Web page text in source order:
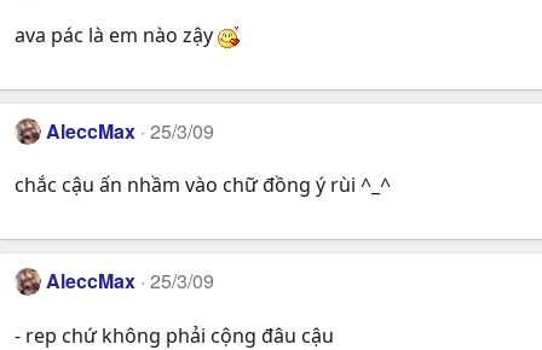
ava pác là em nào zậy
AleccMax 25/3/09
chắc cậu ấn nhầm vào chữ đồng ý rùi ^_^
AleccMax 25/3/09
- rep chứ không phải cộng đâu cậu